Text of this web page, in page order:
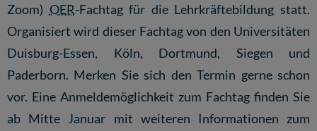
Zoom) OER-Fachtag für die Lehrkräftebildung statt.
Organisiert wird dieser Fachtag von den Universitäten
Duisburg-Essen, Köln, Dortmund, Siegen und
Paderborn. Merken Sie sich den Termin gerne schon
vor. Eine Anmeldemöglichkeit zum Fachtag finden Sie
ab Mitte Januar mit weiteren Informationen zum